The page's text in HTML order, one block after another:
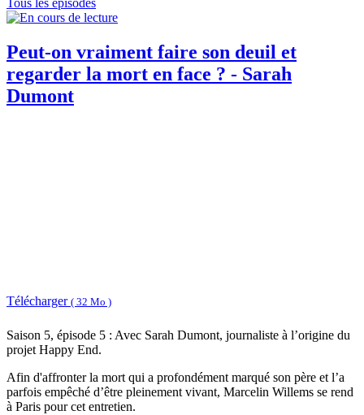
Tous les épisodes
Peut-on vraiment faire son deuil et
regarder la mort en face ? - Sarah
Dumont
Télécharger ( 32 Mo )
Saison 5, épisode 5 : Avec Sarah Dumont, journaliste à l’origine du
projet Happy End.
Afin d'affronter la mort qui a profondément marqué son père et l’a
parfois empêché d’être pleinement vivant, Marcelin Willems se rend
à Paris pour cet entretien.